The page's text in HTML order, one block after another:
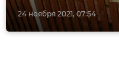
24 ноября 2021, 07:54